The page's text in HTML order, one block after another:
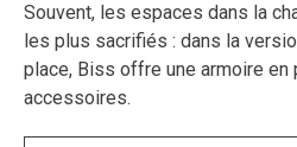
Souvent, les espaces dans la
les plus sacrifiés : dans la
place, Biss offre une armoire en
accessoires.